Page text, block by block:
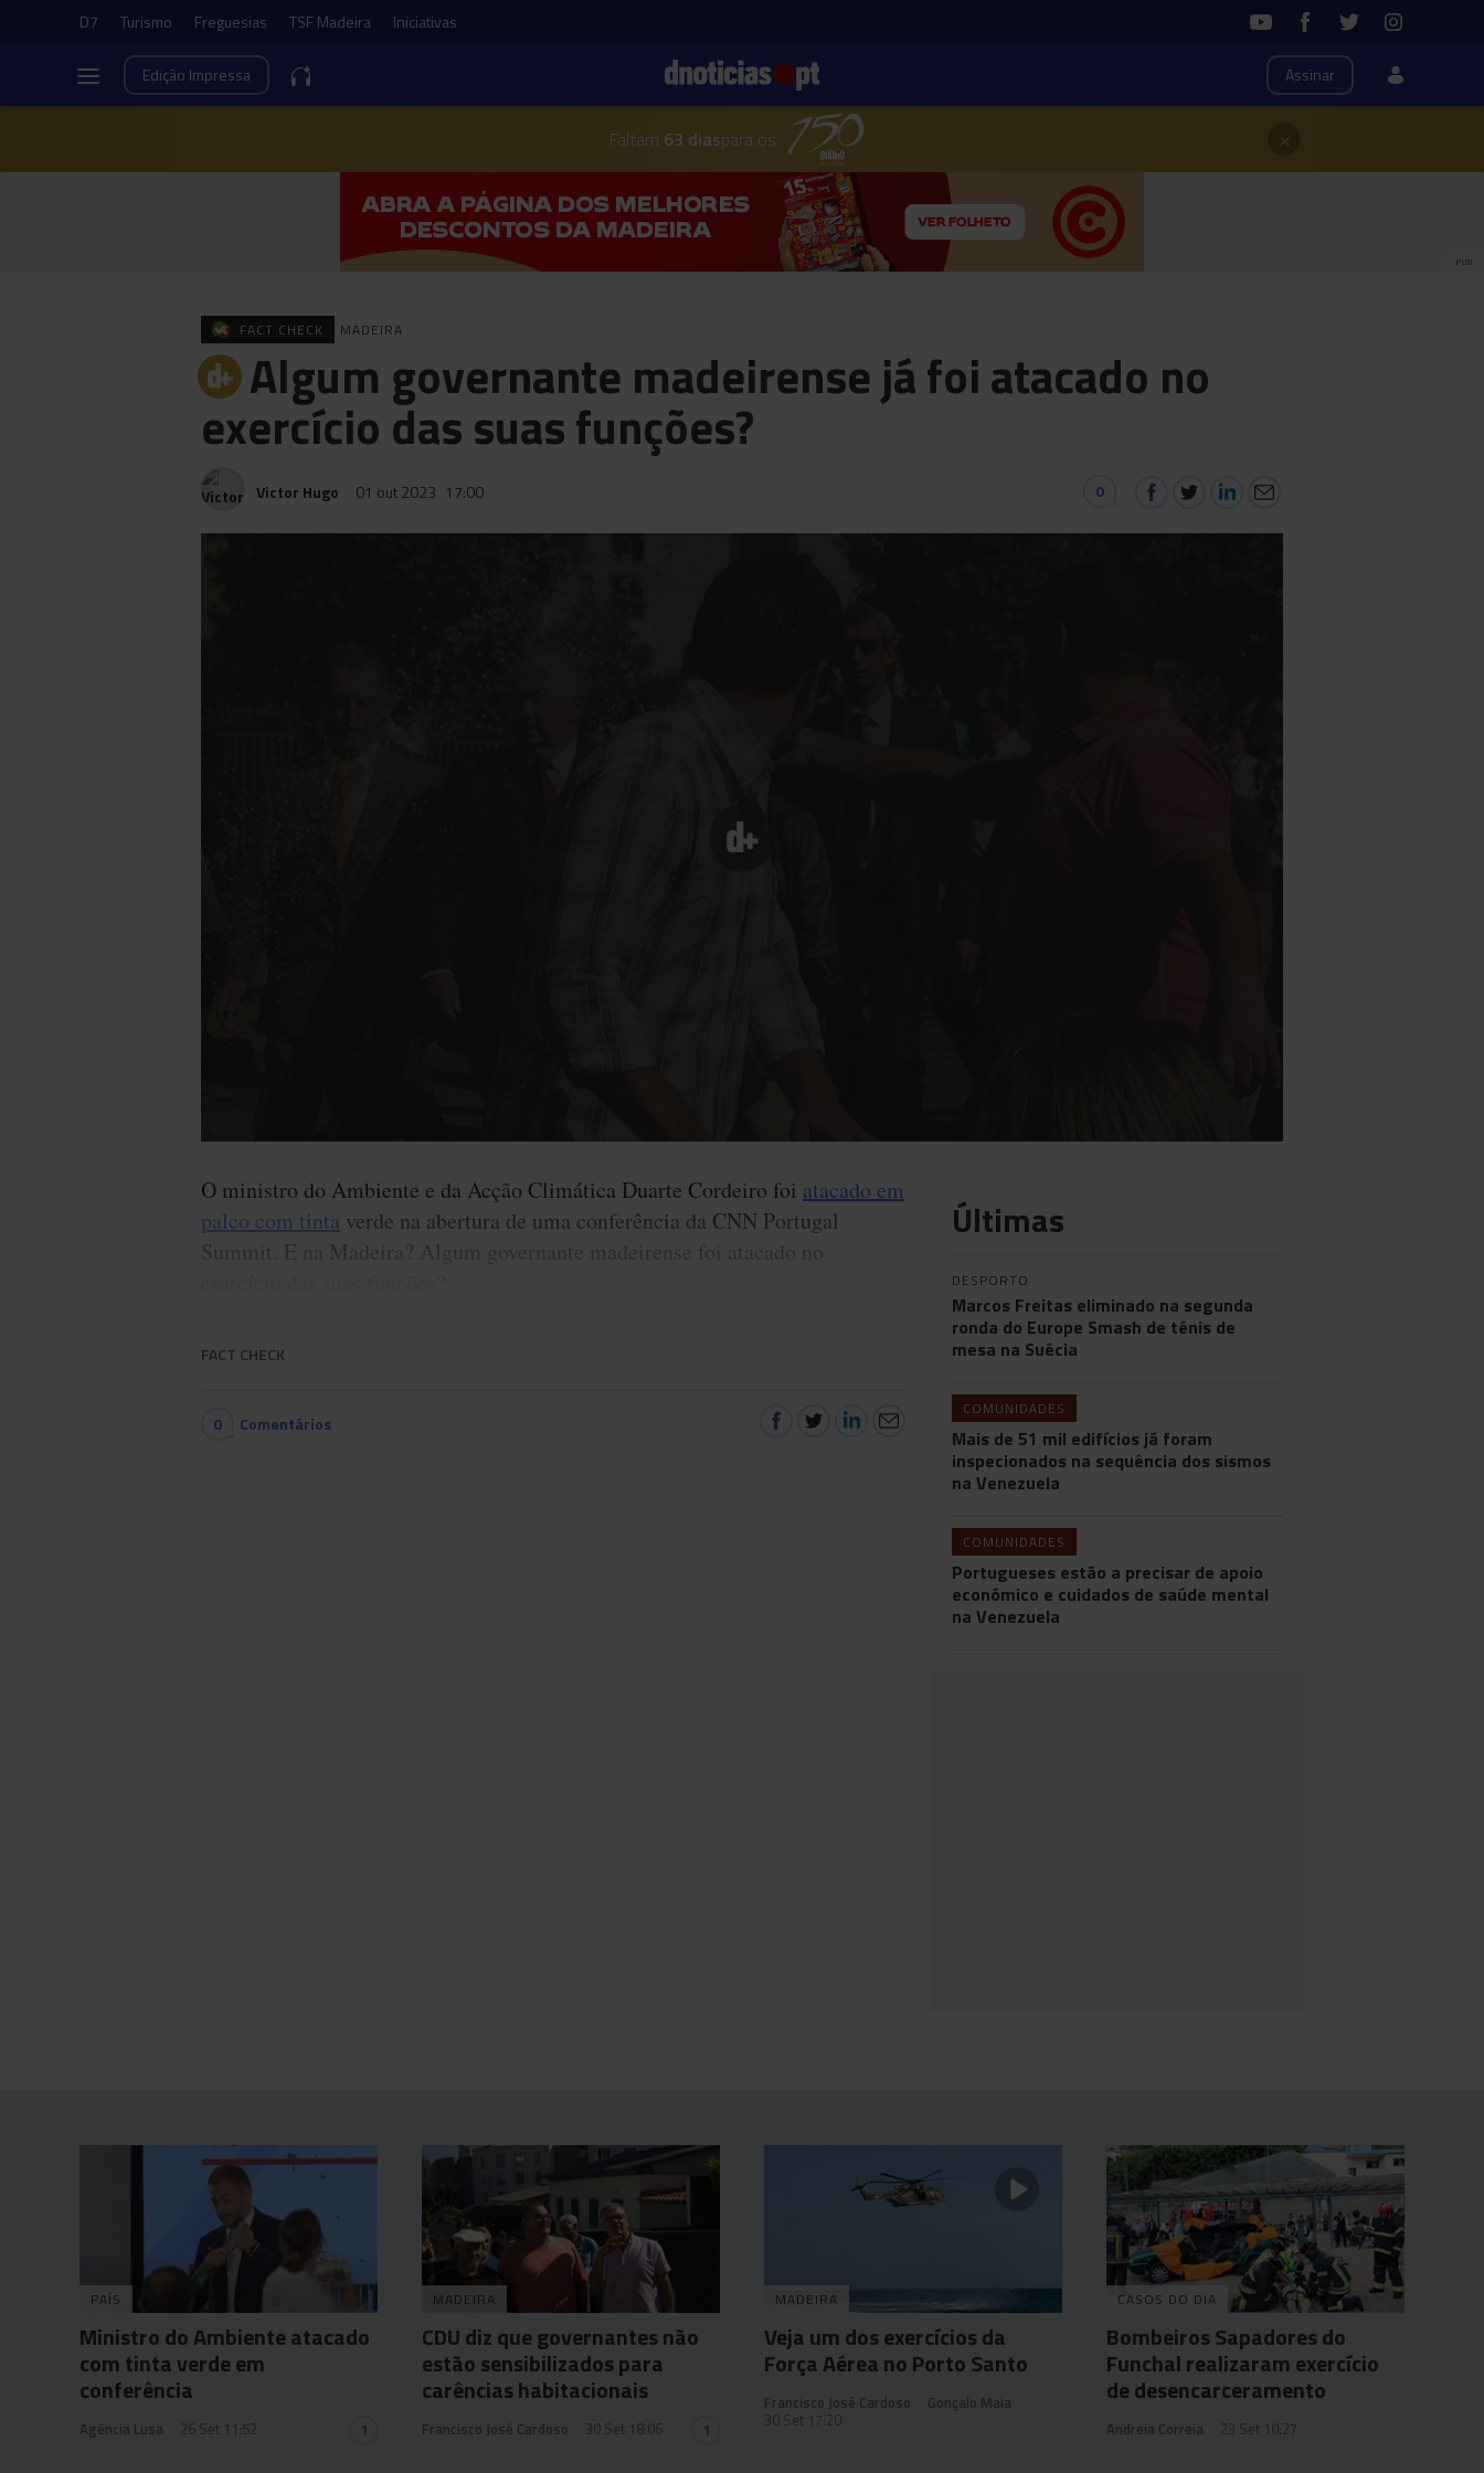
D7 Turismo Freguesias TSF Madeira Iniciativas
Assinar
Edição Impressa
Faltam 63 diaspara os ×
PUB
FACT CHECK MADEIRA
Algum governante madeirense já foi atacado no
exercício das suas funções?
Victor Hugo 01 out 2023 17:00 0
O ministro do Ambiente e da Acção Climática Duarte Cordeiro foi atacado em
palco com tinta verde na abertura de uma conferência da CNN Portugal
Summit. E na Madeira? Algum governante madeirense foi atacado no
FACT CHECK
0 Comentários
Últimas
DESPORTO
Marcos Freitas eliminado na segunda
ronda do Europe Smash de ténis de
mesa na Suécia
COMUNIDADES
Mais de 51 mil edifícios já foram
inspecionados na sequência dos sismos
na Venezuela
COMUNIDADES
Portugueses estão a precisar de apoio
económico e cuidados de saúde mental
na Venezuela
PAÍS
Ministro do Ambiente atacado
com tinta verde em
conferência
Agência Lusa 26 Set 11:52 1
MADEIRA
CDU diz que governantes não
estão sensibilizados para
carências habitacionais
Francisco José Cardoso 30 Set 18:06 1
MADEIRA
Veja um dos exercícios da
Força Aérea no Porto Santo
Francisco José Cardoso
Gonçalo Maia
30 Set 17:20
CASOS DO DIA
Bombeiros Sapadores do
Funchal realizaram exercício
de desencarceramento
Andreia Correia 23 Set 10:27